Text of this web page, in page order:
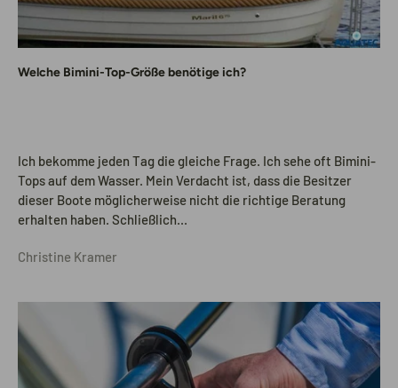
Welche Bimini-Top-Größe benötige ich?
Ich bekomme jeden Tag die gleiche Frage. Ich sehe oft Bimini-
Tops auf dem Wasser. Mein Verdacht ist, dass die Besitzer
dieser Boote möglicherweise nicht die richtige Beratung
erhalten haben. Schließlich...
Christine Kramer